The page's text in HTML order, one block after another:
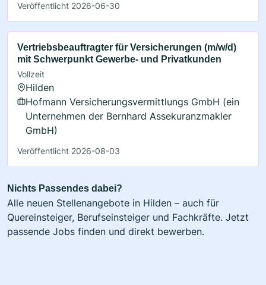
Veröffentlicht 2026-06-30
Vertriebsbeauftragter für Versicherungen (m/w/d)
mit Schwerpunkt Gewerbe- und Privatkunden
Vollzeit
Hilden
Hofmann Versicherungsvermittlungs GmbH (ein
Unternehmen der Bernhard Assekuranzmakler
GmbH)
Veröffentlicht 2026-08-03
Nichts Passendes dabei?
Alle neuen Stellenangebote in Hilden – auch für
Quereinsteiger, Berufseinsteiger und Fachkräfte. Jetzt
passende Jobs finden und direkt bewerben.